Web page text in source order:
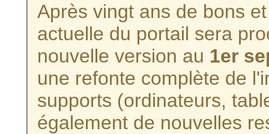
Après vingt ans de bons
actuelle du portail sera
nouvelle version au 1er
une refonte complète de
supports (ordinateurs,
également de nouvelles